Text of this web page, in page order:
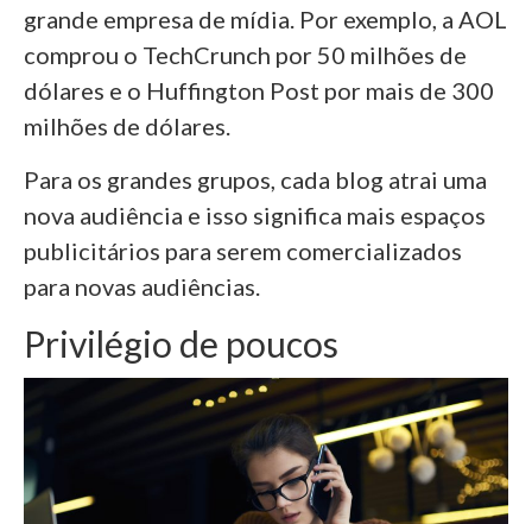
grande empresa de mídia. Por exemplo, a AOL
comprou o TechCrunch por 50 milhões de
dólares e o Huffington Post por mais de 300
milhões de dólares.
Para os grandes grupos, cada blog atrai uma
nova audiência e isso significa mais espaços
publicitários para serem comercializados
para novas audiências.
Privilégio de poucos